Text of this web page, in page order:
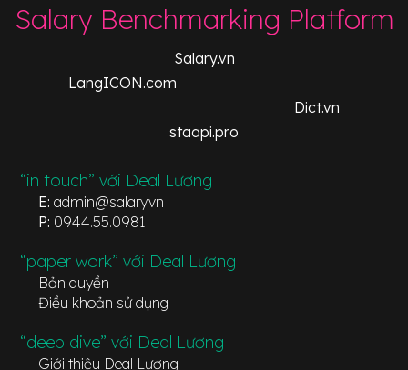
Salary Benchmarking Platform
Salary.vn
LangICON.com
Dict.vn
staapi.pro
“in touch” với Deal Lương
E: admin@salary.vn
P: 0944.55.0981
“paper work” với Deal Lương
Bản quyền
Điều khoản sử dụng
“deep dive” với Deal Lương
Giới thiệu Deal Lương